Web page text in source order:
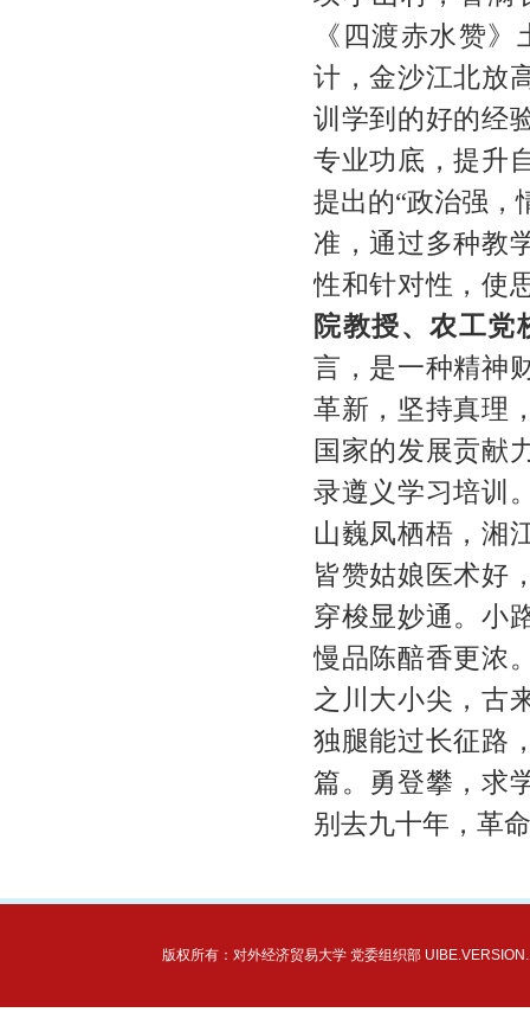
《四渡赤水赞
计，金沙江北放
训学到的好的经
专业功底，提升
提出的“政治强，
准，通过多种教
性和针对性，使
院教授、农工党
言，是一种精神
革新，坚持真理
国家的发展贡献
录遵义学习培训
山巍凤栖梧，湘
皆赞姑娘医术好
穿梭显妙通。小
慢品陈醅香更浓
之川大小尖，古
独腿能过长征路
篇。勇登攀，求
别去九十年，革
版权所有：对外经济贸易大学 党委组织部